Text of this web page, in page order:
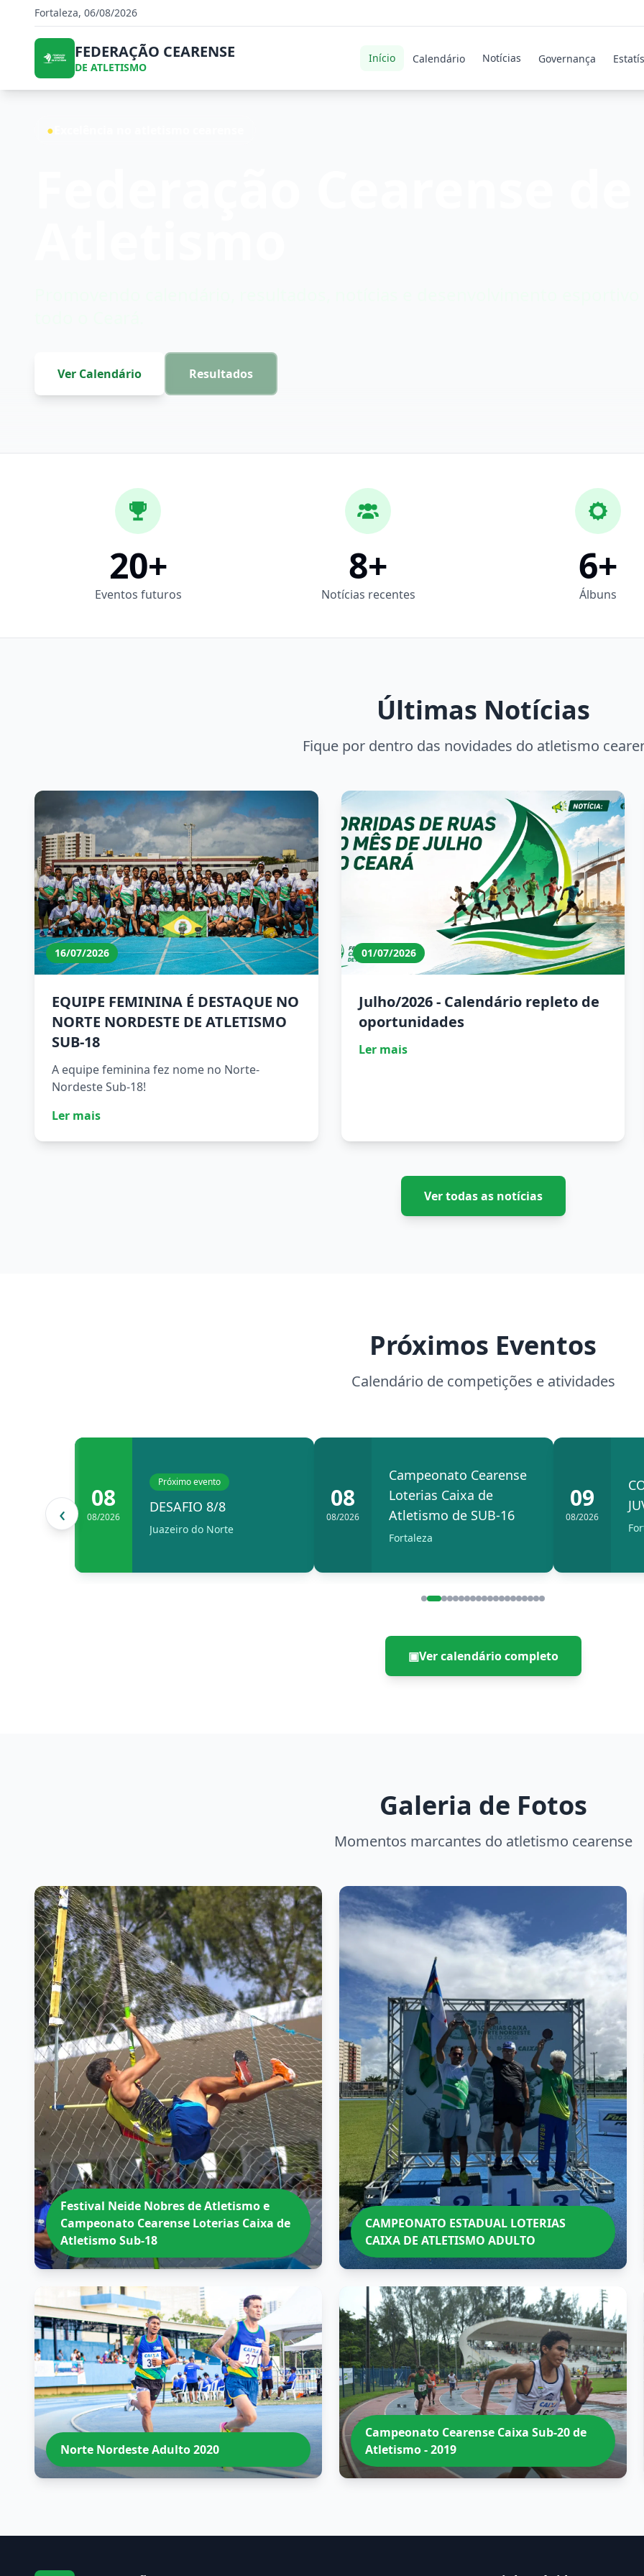
Fortaleza, 06/08/2026
FEDERAÇÃO CEARENSE
DE ATLETISMO
Início Calendário Notícias Governança
●
Ver Calendário Resultados
20+
Eventos futuros
8+
Notícias recentes
6+
Álbuns
Últimas Notícias
Fique por dentro das novidades do atletismo
16/07/2026
EQUIPE FEMININA É DESTAQUE NO
NORTE NORDESTE DE ATLETISMO
SUB-18
A equipe feminina fez nome no Norte-
Nordeste Sub-18!
Ler mais
01/07/2026
Julho/2026 - Calendário repleto de
oportunidades
Ler mais
Ver todas as notícias
Próximos Eventos
Calendário de competições e atividades
‹
08
08/2026
Próximo evento
DESAFIO 8/8
Juazeiro do Norte
08
08/2026
Campeonato Cearense
Loterias Caixa de
Atletismo de SUB-16
Fortaleza
09
08/2026
▣Ver calendário completo
Galeria de Fotos
Momentos marcantes do atletismo cearense
Festival Neide Nobres de Atletismo e
Campeonato Cearense Loterias Caixa de
Atletismo Sub-18
CAMPEONATO ESTADUAL LOTERIAS
CAIXA DE ATLETISMO ADULTO
Norte Nordeste Adulto 2020
Campeonato Cearense Caixa Sub-20 de
Atletismo - 2019